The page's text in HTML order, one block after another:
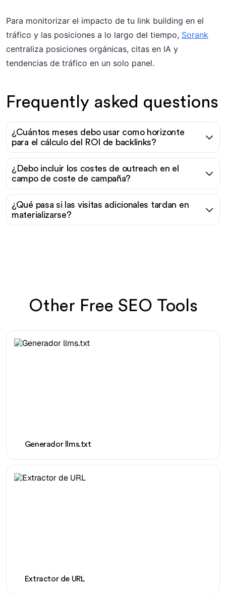
Para monitorizar el impacto de tu link building en el
tráfico y las posiciones a lo largo del tiempo, Sorank
centraliza posiciones orgánicas, citas en IA y
tendencias de tráfico en un solo panel.
Frequently asked questions
¿Cuántos meses debo usar como horizonte
para el cálculo del ROI de backlinks?
¿Debo incluir los costes de outreach en el
campo de coste de campaña?
¿Qué pasa si las visitas adicionales tardan en
materializarse?
Other Free SEO Tools
Generador llms.txt
Extractor de URL